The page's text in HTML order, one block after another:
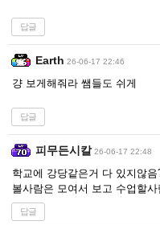
답글
Earth 26-06-17 22:46
걍 보게해줘라 쌤들도 쉬게
답글
피무든시칼 26-06-17 22:48
학교에 강당같은거 다 있지않음
볼사람은 모여서 보고 수업할
답글